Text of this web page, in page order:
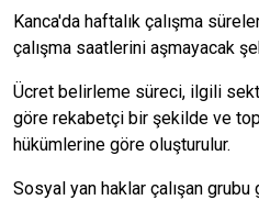
Kanca'da haftalık çalışma
çalışma saatlerini aşmayacak
Ücret belirleme süreci, ilgili
göre rekabetçi bir şekilde ve
hükümlerine göre oluşturulur.
Sosyal yan haklar çalışan